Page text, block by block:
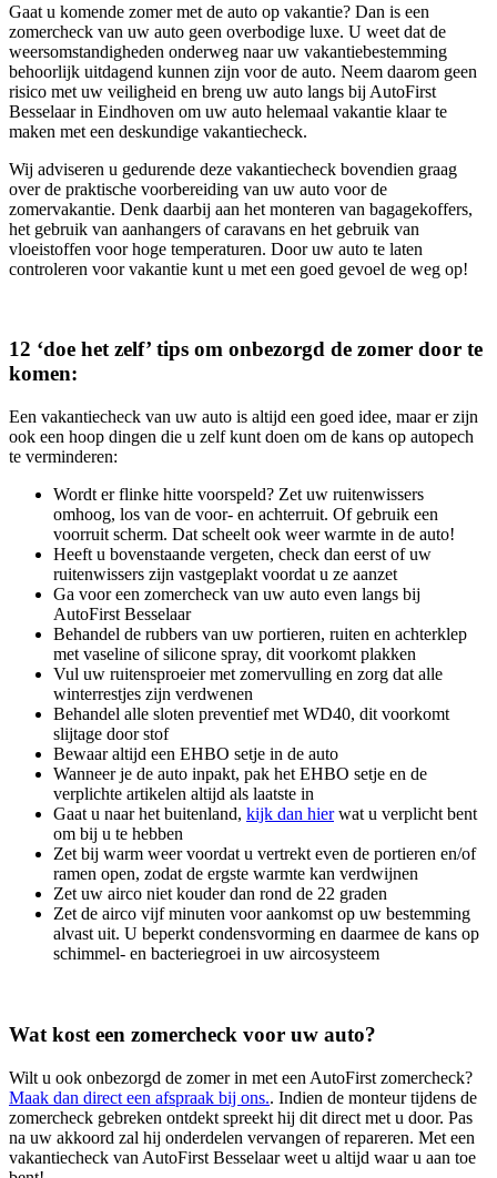
Gaat u komende zomer met de auto op vakantie? Dan is een
zomercheck van uw auto geen overbodige luxe. U weet dat de
weersomstandigheden onderweg naar uw vakantiebestemming
behoorlijk uitdagend kunnen zijn voor de auto. Neem daarom geen
risico met uw veiligheid en breng uw auto langs bij AutoFirst
Besselaar in Eindhoven om uw auto helemaal vakantie klaar te
maken met een deskundige vakantiecheck.
Wij adviseren u gedurende deze vakantiecheck bovendien graag
over de praktische voorbereiding van uw auto voor de
zomervakantie. Denk daarbij aan het monteren van bagagekoffers,
het gebruik van aanhangers of caravans en het gebruik van
vloeistoffen voor hoge temperaturen. Door uw auto te laten
controleren voor vakantie kunt u met een goed gevoel de weg op!
12 ‘doe het zelf’ tips om onbezorgd de zomer door te
komen:
Een vakantiecheck van uw auto is altijd een goed idee, maar er zijn
ook een hoop dingen die u zelf kunt doen om de kans op autopech
te verminderen:
Wordt er flinke hitte voorspeld? Zet uw ruitenwissers
omhoog, los van de voor- en achterruit. Of gebruik een
voorruit scherm. Dat scheelt ook weer warmte in de auto!
Heeft u bovenstaande vergeten, check dan eerst of uw
ruitenwissers zijn vastgeplakt voordat u ze aanzet
Ga voor een zomercheck van uw auto even langs bij
AutoFirst Besselaar
Behandel de rubbers van uw portieren, ruiten en achterklep
met vaseline of silicone spray, dit voorkomt plakken
Vul uw ruitensproeier met zomervulling en zorg dat alle
winterrestjes zijn verdwenen
Behandel alle sloten preventief met WD40, dit voorkomt
slijtage door stof
Bewaar altijd een EHBO setje in de auto
Wanneer je de auto inpakt, pak het EHBO setje en de
verplichte artikelen altijd als laatste in
Gaat u naar het buitenland, kijk dan hierwat u verplicht bent
om bij u te hebben
Zet bij warm weer voordat u vertrekt even de portieren en/of
ramen open, zodat de ergste warmte kan verdwijnen
Zet uw airco niet kouder dan rond de 22 graden
Zet de airco vijf minuten voor aankomst op uw bestemming
alvast uit. U beperkt condensvorming en daarmee de kans op
schimmel- en bacteriegroei in uw aircosysteem
Wat kost een zomercheck voor uw auto?
Wilt u ook onbezorgd de zomer in met een AutoFirst zomercheck?
Maak dan direct een afspraak bij ons.. Indien de monteur tijdens de
zomercheck gebreken ontdekt spreekt hij dit direct met u door. Pas
na uw akkoord zal hij onderdelen vervangen of repareren. Met een
vakantiecheck van AutoFirst Besselaar weet u altijd waar u aan toe